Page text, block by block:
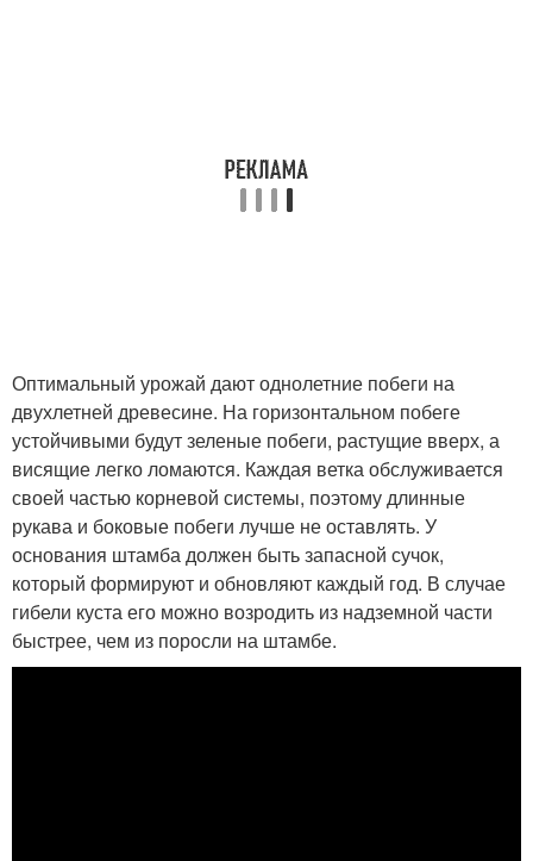
Оптимальный урожай дают однолетние побеги на
двухлетней древесине. На горизонтальном побеге
устойчивыми будут зеленые побеги, растущие вверх, а
висящие легко ломаются. Каждая ветка обслуживается
своей частью корневой системы, поэтому длинные
рукава и боковые побеги лучше не оставлять. У
основания штамба должен быть запасной сучок,
который формируют и обновляют каждый год. В случае
гибели куста его можно возродить из надземной части
быстрее, чем из поросли на штамбе.